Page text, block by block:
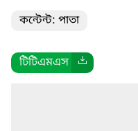
কন্টেন্ট: পাতা
টিটিএমএস